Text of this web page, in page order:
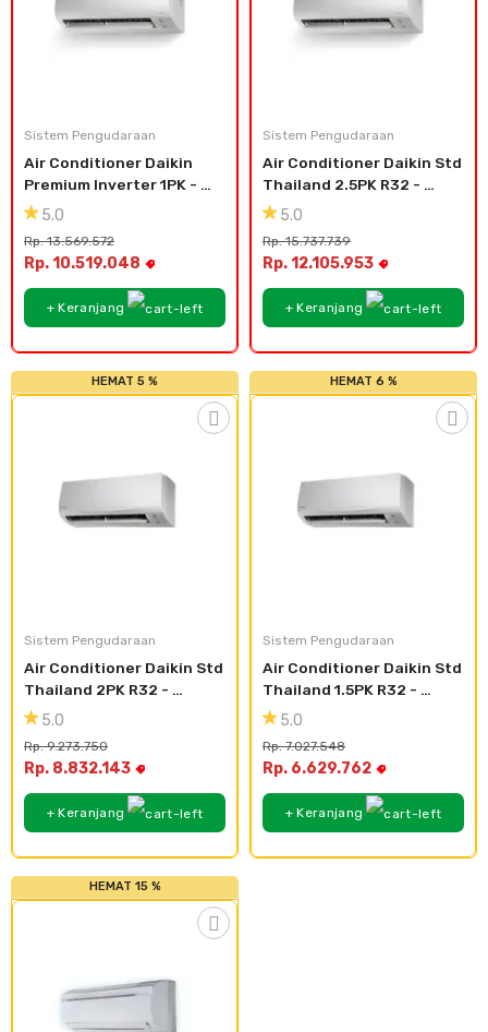
Sistem Pengudaraan
Air Conditioner Daikin
Premium Inverter 1PK -
FTKM25
5.0
Rp. 13.569.572
Rp. 10.519.048
+ Keranjang
Sistem Pengudaraan
Air Conditioner Daikin Std
Thailand 2.5PK R32 -
FTC60NV
5.0
Rp. 15.737.739
Rp. 12.105.953
+ Keranjang
HEMAT 5 %
Sistem Pengudaraan
Air Conditioner Daikin Std
Thailand 2PK R32 -
FTC50NV
5.0
Rp. 9.273.750
Rp. 8.832.143
+ Keranjang
HEMAT 6 %
Sistem Pengudaraan
Air Conditioner Daikin Std
Thailand 1.5PK R32 -
FTC35NV
5.0
Rp. 7.027.548
Rp. 6.629.762
+ Keranjang
HEMAT 15 %